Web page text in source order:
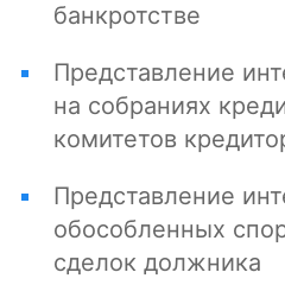
банкротстве
Представление
на собраниях
комитетов
Представление
обособленных
сделок должника